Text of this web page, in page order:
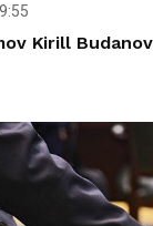
Kirill